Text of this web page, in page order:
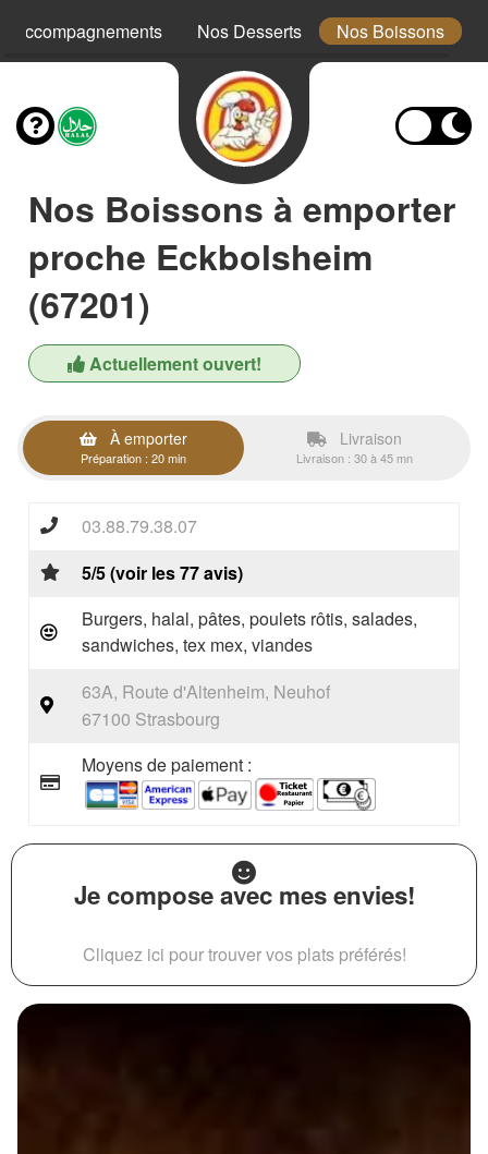
Accompagnements Nos Desserts Nos Boissons
Nos Boissons à emporter
proche Eckbolsheim
(67201)
Actuellement ouvert!
À emporter
Préparation : 20 min
Livraison
Livraison : 30 à 45 mn
03.88.79.38.07
5/5 (voir les 77 avis)
Burgers, halal, pâtes, poulets rôtis, salades,
sandwiches, tex mex, viandes
63A, Route d'Altenheim, Neuhof
67100 Strasbourg
Moyens de paiement :
Je compose avec mes envies!
Cliquez ici pour trouver vos plats préférés!